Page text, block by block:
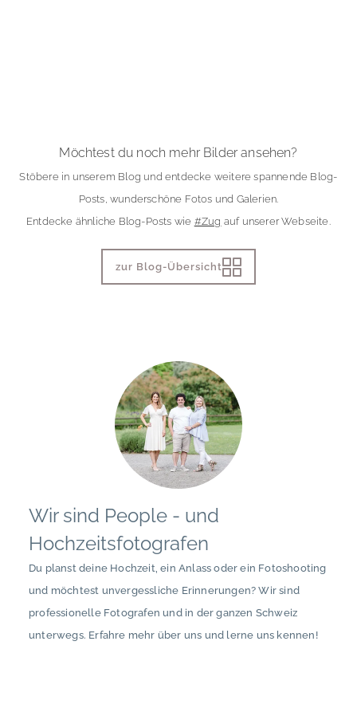
Möchtest du noch mehr Bilder ansehen?
Stöbere in unserem Blog und entdecke weitere spannende Blog-
Posts, wunderschöne Fotos und Galerien.
Entdecke ähnliche Blog-Posts wie #Zug auf unserer Webseite.
zur Blog-Übersicht
Wir sind People - und
Hochzeitsfotografen
Du planst deine Hochzeit, ein Anlass oder ein Fotoshooting
und möchtest unvergessliche Erinnerungen? Wir sind
professionelle Fotografen und in der ganzen Schweiz
unterwegs. Erfahre mehr über uns und lerne uns kennen!